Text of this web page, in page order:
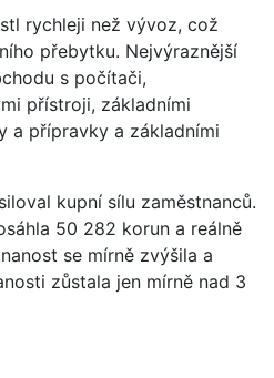
rychleji než vývoz, což
přebytku. Nejvýraznější
s počítači,
přístroji, základními
a přípravky a základními
kupní sílu zaměstnanců.
50 282 korun a reálně
se mírně zvýšila a
zůstala jen mírně nad 3